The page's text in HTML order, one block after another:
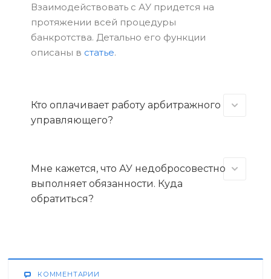
Взаимодействовать с АУ придется на
протяжении всей процедуры
банкротства. Детально его функции
описаны в статье.
Кто оплачивает работу арбитражного
управляющего?
Мне кажется, что АУ недобросовестно
выполняет обязанности. Куда
обратиться?
КОММЕНТАРИИ